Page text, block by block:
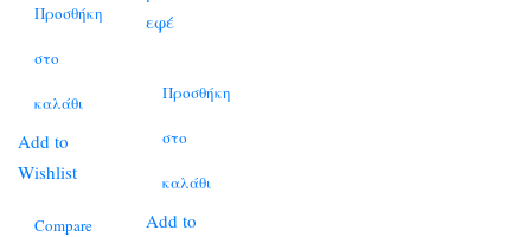
Προσθήκη
στο
καλάθι
Add to
Wishlist
Compare
Προσθήκη
στο
καλάθι
Add to